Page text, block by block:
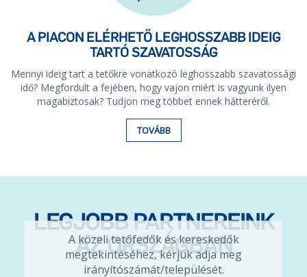
A PIACON ELÉRHETŐ LEGHOSSZABB IDEIG
TARTÓ SZAVATOSSÁG
Mennyi ideig tart a tetőkre vonatkozó leghosszabb szavatossági
idő? Megfordult a fejében, hogy vajon miért is vagyunk ilyen
magabiztosak? Tudjon meg többet ennek hátteréről.
TOVÁBB
LEGJOBB PARTNEREINK
AZ ORSZÁGBAN
A közeli tetőfedők és kereskedők
megtekintéséhez, kérjük adja meg
irányítószámát/települését.